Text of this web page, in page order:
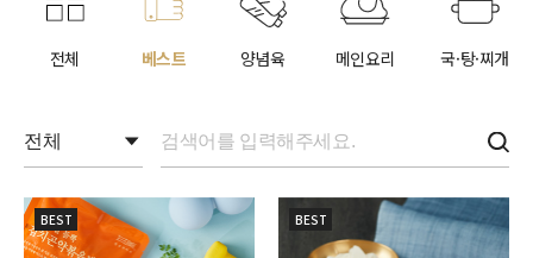
전체 베스트 양념육 메인요리 국·탕·찌개
BEST BEST